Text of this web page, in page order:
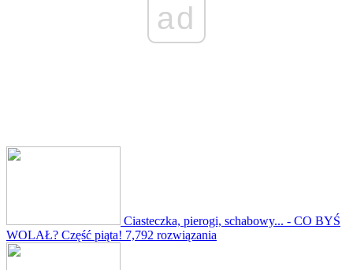
ad
Ciasteczka, pierogi, schabowy... - CO BYŚ
WOLAŁ? Część piąta! 7,792 rozwiązania